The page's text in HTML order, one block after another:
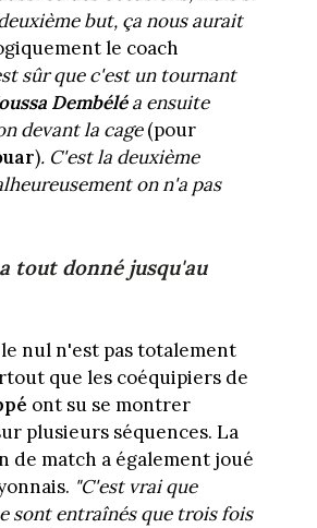
but, ça nous aurait
le coach
sûr que c'est un tournant
Dembéléa ensuite
devant la cage(pour
). C'est la deuxième
on n'a pas
tout donné jusqu'au
nul n'est pas totalement
que les coéquipiers de
ont su se montrer
plusieurs séquences. La
de match a également joué
"C'est vrai que
sont entraînés que trois fois